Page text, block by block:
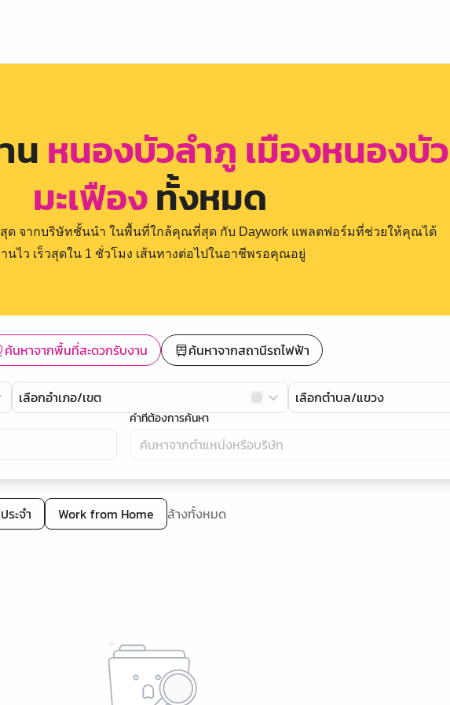
น หนองบัวลำภู เมืองหนองบั
มะเฟืองทั้งหมด
ด จากบริษัทชั้นนำ ในพื้นที่ใกล้คุณที่สุด กับ Daywork แพลตฟอร์มที่ช่วยให้คุณได้
านไว เร็วสุดใน 1 ชั่วโมง เส้นทางต่อไปในอาชีพรอคุณอยู่
ค้นหาจากพื้นที่สะดวกรับงาน ค้นหาจากสถานีรถไฟฟ้า
เลือกอำเภอ/เขต เลือกตำบล/แขวง
คำที่ต้องการค้นหา
ระจำ Work from Home ล้างทั้งหมด